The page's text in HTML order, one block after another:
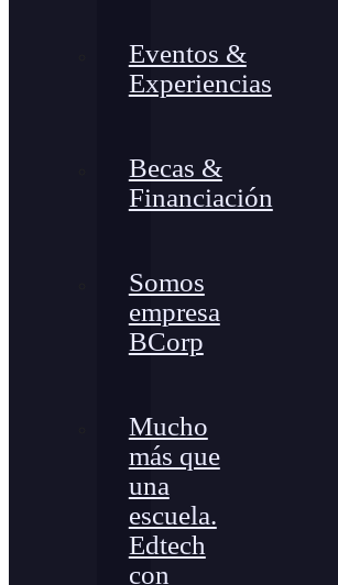
Eventos &
Experiencias
Becas &
Financiación
Somos
empresa
BCorp
Mucho
más que
una
escuela.
Edtech
con